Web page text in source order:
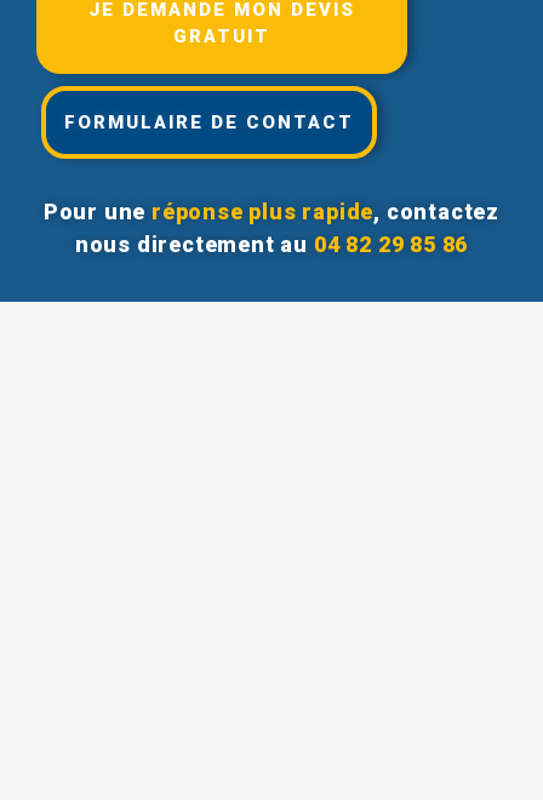
JE DEMANDE MON DEVIS
GRATUIT
FORMULAIRE DE CONTACT
Pour une réponse plus rapide, contactez
nous directement au 04 82 29 85 86